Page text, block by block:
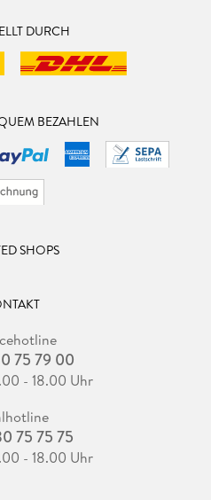
DURCH
BEZAHLEN
SHOPS
75 79 00
- 18.00 Uhr
75 75 75
- 18.00 Uhr